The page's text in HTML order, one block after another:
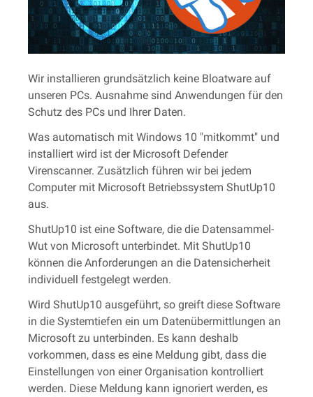
Wir installieren grundsätzlich keine Bloatware auf
unseren PCs. Ausnahme sind Anwendungen für den
Schutz des PCs und Ihrer Daten.
Was automatisch mit Windows 10 "mitkommt" und
installiert wird ist der Microsoft Defender
Virenscanner. Zusätzlich führen wir bei jedem
Computer mit Microsoft Betriebssystem ShutUp10
aus.
ShutUp10 ist eine Software, die die Datensammel-
Wut von Microsoft unterbindet. Mit ShutUp10
können die Anforderungen an die Datensicherheit
individuell festgelegt werden.
Wird ShutUp10 ausgeführt, so greift diese Software
in die Systemtiefen ein um Datenübermittlungen an
Microsoft zu unterbinden. Es kann deshalb
vorkommen, dass es eine Meldung gibt, dass die
Einstellungen von einer Organisation kontrolliert
werden. Diese Meldung kann ignoriert werden, es